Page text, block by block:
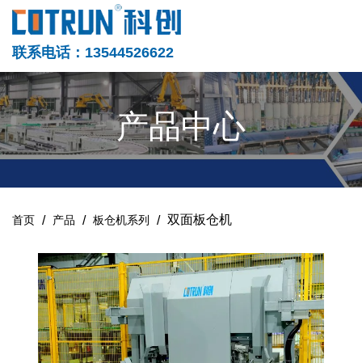
联系电话：13544526622
产品中心
首页 / 产品 / 板仓机系列 / 双面板仓机